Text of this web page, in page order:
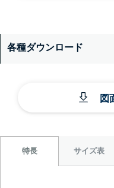
各種ダウンロード
図
特長 サイズ表